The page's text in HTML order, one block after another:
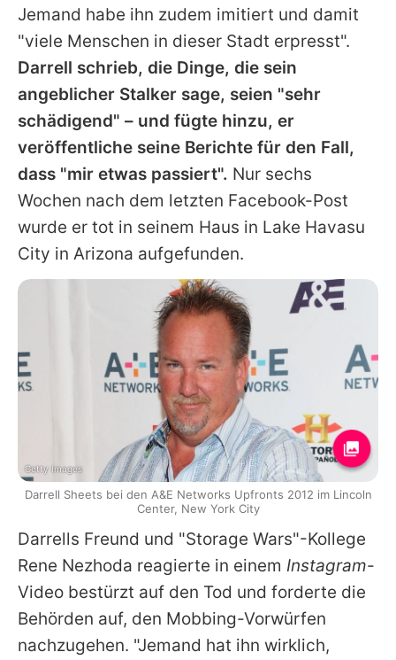
Jemand habe ihn zudem imitiert und damit
"viele Menschen in dieser Stadt erpresst".
Darrell schrieb, die Dinge, die sein
angeblicher Stalker sage, seien "sehr
schädigend" – und fügte hinzu, er
veröffentliche seine Berichte für den Fall,
dass "mir etwas passiert". Nur sechs
Wochen nach dem letzten Facebook-Post
wurde er tot in seinem Haus in Lake Havasu
City in Arizona aufgefunden.
Darrells Freund und "Storage Wars"-Kollege
Rene Nezhoda reagierte in einem Instagram-
Video bestürzt auf den Tod und forderte die
Behörden auf, den Mobbing-Vorwürfen
nachzugehen. "Jemand hat ihn wirklich,
Getty Images
Darrell Sheets bei den A&E Networks Upfronts 2012 im Lincoln
Center, New York City